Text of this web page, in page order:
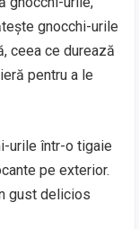
gnocchi-urile
ceea ce durează
pentru a le
urile într-o tigaie
pe exterior.
gust delicios